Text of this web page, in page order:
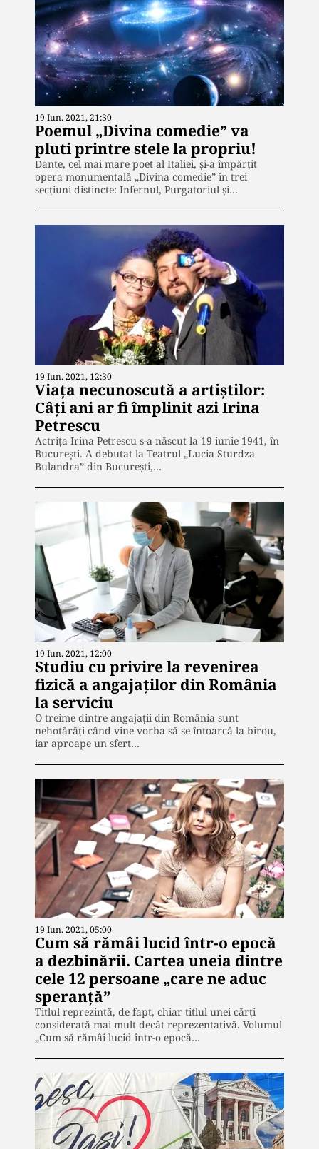
19 Iun. 2021, 21:30
Poemul „Divina comedie” va
pluti printre stele la propriu!
Dante, cel mai mare poet al Italiei, şi-a împărţit
opera monumentală „Divina comedie” în trei
secţiuni distincte: Infernul, Purgatoriul şi…
19 Iun. 2021, 12:30
Viața necunoscută a artiștilor:
Câți ani ar fi împlinit azi Irina
Petrescu
Actriţa Irina Petrescu s-a născut la 19 iunie 1941, în
Bucureşti. A debutat la Teatrul „Lucia Sturdza
Bulandra” din Bucureşti,…
19 Iun. 2021, 12:00
Studiu cu privire la revenirea
fizică a angajaţilor din România
la serviciu
O treime dintre angajații din România sunt
nehotărâți când vine vorba să se întoarcă la birou,
iar aproape un sfert…
19 Iun. 2021, 05:00
Cum să rămâi lucid într-o epocă
a dezbinării. Cartea uneia dintre
cele 12 persoane „care ne aduc
speranță”
Titlul reprezintă, de fapt, chiar titlul unei cărți
considerată mai mult decât reprezentativă. Volumul
„Cum să rămâi lucid într-o epocă…